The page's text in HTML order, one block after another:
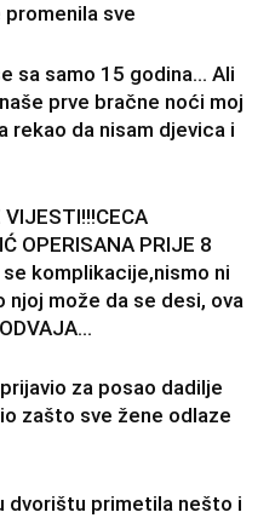
sve
sa samo 15 godina… Ali
prve bračne noći moj
rekao da nisam djevica i
OPERISANA PRIJE 8
se komplikacije,nismo ni
njoj može da se desi, ova
za posao dadilje
zašto sve žene odlaze
dvorištu primetila nešto i